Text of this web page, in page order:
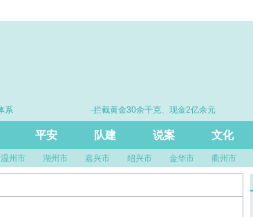
·拦截黄金30余千克、现金2亿余元
平安 队建 说案 文化
温州市 湖州市 嘉兴市 绍兴市 金华市 衢州市